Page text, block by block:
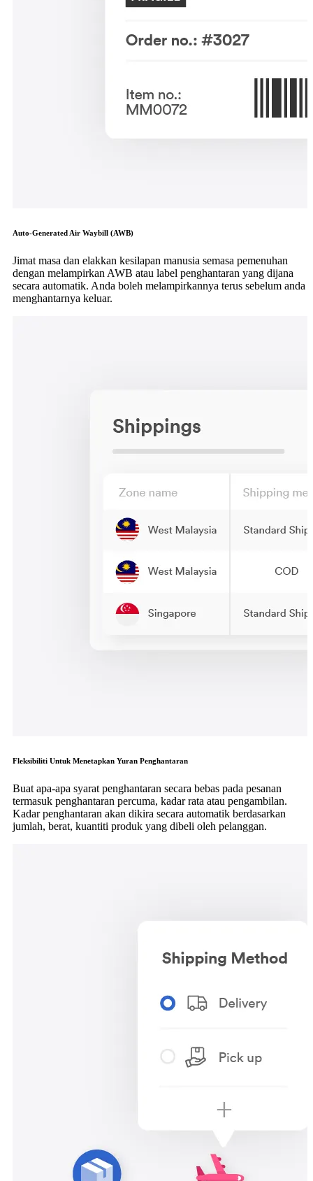
Auto-Generated Air Waybill (AWB)
Jimat masa dan elakkan kesilapan manusia semasa pemenuhan
dengan melampirkan AWB atau label penghantaran yang dijana
secara automatik. Anda boleh melampirkannya terus sebelum anda
menghantarnya keluar.
Fleksibiliti Untuk Menetapkan Yuran Penghantaran
Buat apa-apa syarat penghantaran secara bebas pada pesanan
termasuk penghantaran percuma, kadar rata atau pengambilan.
Kadar penghantaran akan dikira secara automatik berdasarkan
jumlah, berat, kuantiti produk yang dibeli oleh pelanggan.